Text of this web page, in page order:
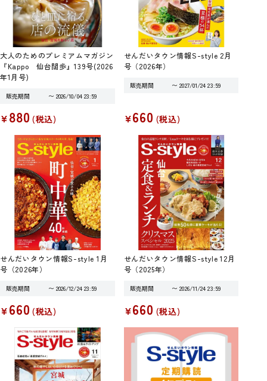
大人のためのプレミアムマガジン
『Kappo 仙台闊歩』139号(2026
年1月号)
販売期間 〜 2026/10/04 23:59
¥880 税込
せんだいタウン情報S-style 2月
号（2026年）
販売期間 〜 2027/01/24 23:59
¥660 税込
せんだいタウン情報S-style 1月
号（2026年）
販売期間 〜 2026/12/24 23:59
¥660 税込
せんだいタウン情報S-style 12月
号（2025年）
販売期間 〜 2026/11/24 23:59
¥660 税込